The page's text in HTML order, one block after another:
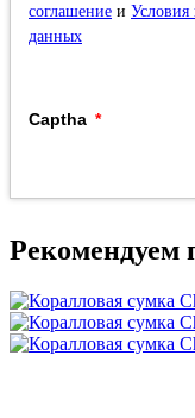
соглашение и Условия
данных
Captha
Рекомендуем